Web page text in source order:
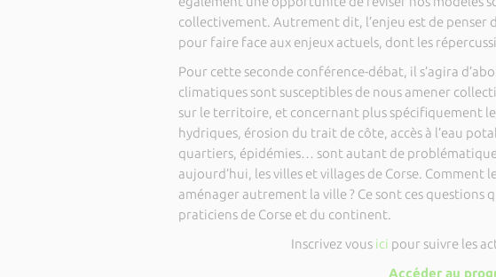
collectivement. Autrement dit, l’enjeu est de penser
pour faire face aux enjeux actuels, dont les
Pour cette seconde conférence-débat, il s’agira
climatiques sont susceptibles de nous amener
sur le territoire, et concernant plus spécifiquement
hydriques, érosion du trait de côte, accès à l’eau
quartiers, épidémies… sont autant de
aujourd’hui, les villes et villages de Corse. Comment
aménager autrement la ville ? Ce sont ces questions
praticiens de Corse et du continent.
Inscrivez vous ici pour suivre les
Accéder au